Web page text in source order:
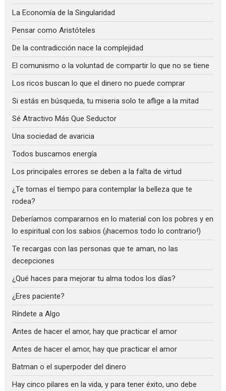
La Economía de la Singularidad
Pensar como Aristóteles
De la contradicción nace la complejidad
El comunismo o la voluntad de compartir lo que no se tiene
Los ricos buscan lo que el dinero no puede comprar
Si estás en búsqueda, tu miseria solo te aflige a la mitad
Sé Atractivo Más Que Seductor
Una sociedad de avaricia
Todos buscamos energía
Los principales errores se deben a la falta de virtud
¿Te tomas el tiempo para contemplar la belleza que te
rodea?
Deberíamos compararnos en lo material con los pobres y en
lo espiritual con los sabios (¡hacemos todo lo contrario!)
Te recargas con las personas que te aman, no las
decepciones
¿Qué haces para mejorar tu alma todos los días?
¿Eres paciente?
Ríndete a Algo
Antes de hacer el amor, hay que practicar el amor
Antes de hacer el amor, hay que practicar el amor
Batman o el superpoder del dinero
Hay cinco pilares en la vida, y para tener éxito, uno debe